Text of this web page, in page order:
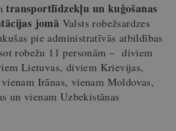
transportlīdzekļu un kuģošanas
jomā Valsts robežsardzes
pie administratīvās atbildības
robežu 11 personām – diviem
Lietuvas, diviem Krievijas,
Irānas, vienam Moldovas,
un vienam Uzbekistānas